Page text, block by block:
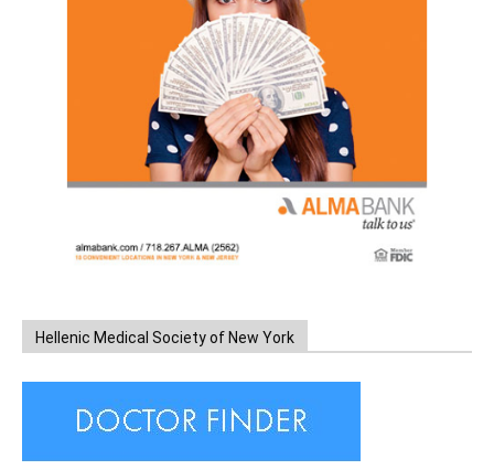
Hellenic Medical Society of New York